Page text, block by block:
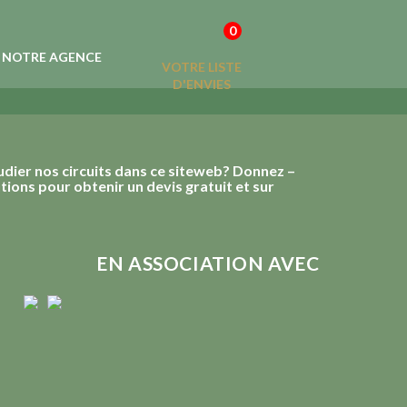
NOTRE AGENCE
VOTRE LISTE
D'ENVIES
0
nos circuits dans ce siteweb? Donnez –
pour obtenir un devis gratuit et sur
EN ASSOCIATION AVEC